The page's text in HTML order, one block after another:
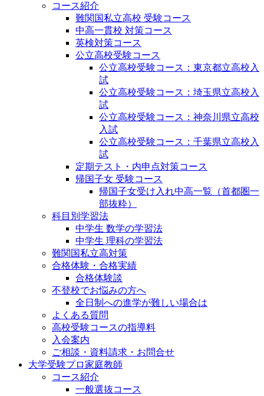
コース紹介
難関国私立高校 受験コース
中高一貫校 対策コース
英検対策コース
公立高校受験コース
公立高校受験コース：東京都立高校入
試
公立高校受験コース：埼玉県立高校入
試
公立高校受験コース：神奈川県立高校
入試
公立高校受験コース：千葉県立高校入
試
定期テスト・内申点対策コース
帰国子女 受験コース
帰国子女受け入れ中高一覧（首都圏一
部抜粋）
科目別学習法
中学生 数学の学習法
中学生 理科の学習法
難関国私立高対策
合格体験・合格実績
合格体験談
不登校でお悩みの方へ
全日制への進学が難しい場合は
よくある質問
高校受験コースの指導料
入会案内
ご相談・資料請求・お問合せ
大学受験プロ家庭教師
コース紹介
一般選抜コース